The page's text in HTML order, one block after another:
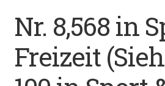
Angelvideos
Datenschutz
Nr. 8,568 in
Freizeit